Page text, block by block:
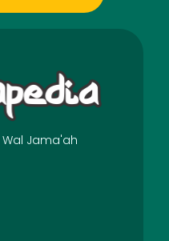
Jama'ah